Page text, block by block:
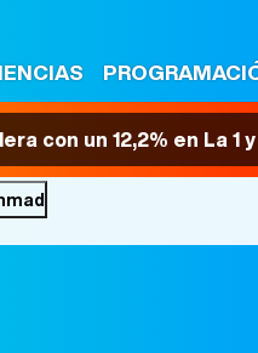
con un 12,2% en La